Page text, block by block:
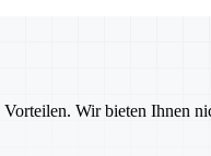
Wir bieten Ihnen